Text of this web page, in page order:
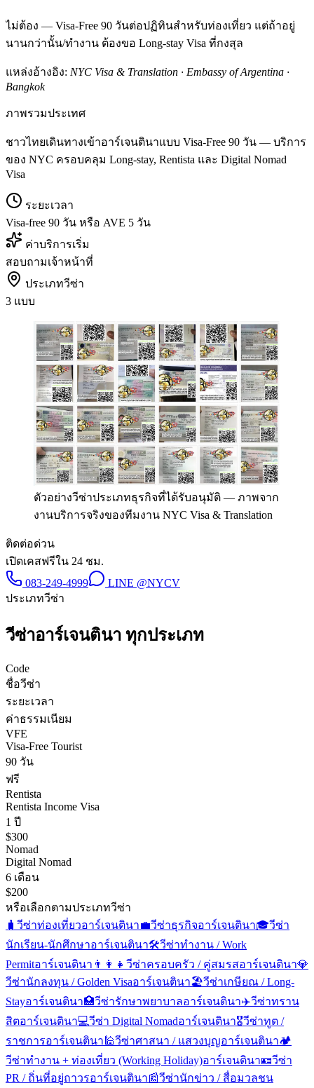
ไม่ต้อง — Visa-Free 90 วันต่อปฏิทินสำหรับท่องเที่ยว แต่ถ้าอยู่
นานกว่านั้น/ทำงาน ต้องขอ Long-stay Visa ที่กงสุล
แหล่งอ้างอิง: NYC Visa & Translation · Embassy of Argentina ·
Bangkok
ภาพรวมประเทศ
ชาวไทยเดินทางเข้าอาร์เจนตินาแบบ Visa-Free 90 วัน — บริการ
ของ NYC ครอบคลุม Long-stay, Rentista และ Digital Nomad
Visa
ระยะเวลา
Visa-free 90 วัน หรือ AVE 5 วัน
ค่าบริการเริ่ม
สอบถามเจ้าหน้าที่
ประเภทวีซ่า
3 แบบ
ตัวอย่างวีซ่าประเภทธุรกิจที่ได้รับอนุมัติ — ภาพจาก
งานบริการจริงของทีมงาน NYC Visa & Translation
ติดต่อด่วน
เปิดเคสฟรีใน 24 ชม.
083-249-4999
LINE @NYCV
ประเภทวีซ่า
วีซ่าอาร์เจนตินา ทุกประเภท
Code
ชื่อวีซ่า
ระยะเวลา
ค่าธรรมเนียม
VFE
Visa-Free Tourist
90 วัน
ฟรี
Rentista
Rentista Income Visa
1 ปี
$300
Nomad
Digital Nomad
6 เดือน
$200
หรือเลือกตามประเภทวีซ่า
🧳 วีซ่าท่องเที่ยวอาร์เจนตินา💼วีซ่าธุรกิจอาร์เจนตินา🎓วีซ่า
นักเรียน-นักศึกษาอาร์เจนตินา🛠️วีซ่าทำงาน / Work
Permitอาร์เจนตินา 👨‍👩‍👧 วีซ่าครอบครัว / คู่สมรสอาร์เจนตินา💎
วีซ่านักลงทุน / Golden Visaอาร์เจนตินา🏖️วีซ่าเกษียณ / Long-
Stayอาร์เจนตินา🏥วีซ่ารักษาพยาบาลอาร์เจนตินา✈️วีซ่าทราน
สิตอาร์เจนตินา💻วีซ่า Digital Nomadอาร์เจนตินา🎖️วีซ่าทูต /
ราชการอาร์เจนตินา 🕌วีซ่าศาสนา / แสวงบุญอาร์เจนตินา🏕️
วีซ่าทำงาน + ท่องเที่ยว (Working Holiday)อาร์เจนตินา🪪วีซ่า
PR / ถิ่นที่อยู่ถาวรอาร์เจนตินา📰วีซ่านักข่าว / สื่อมวลชน